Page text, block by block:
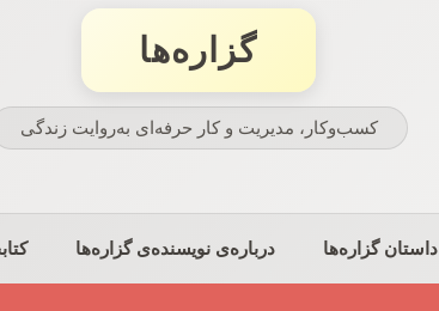
گزاره‌ها
کسب‌وکار، مدیریت و كار حرفه‌ای به‌روایت زندگی
داستان گزاره‌ها درباره‌ی نویسنده‌ی گزاره‌ها